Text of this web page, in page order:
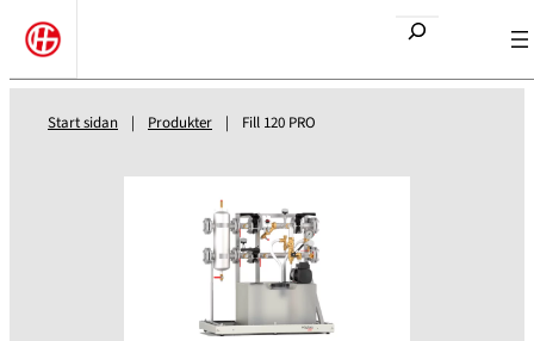
Start sidan | Produkter | Fill 120 PRO